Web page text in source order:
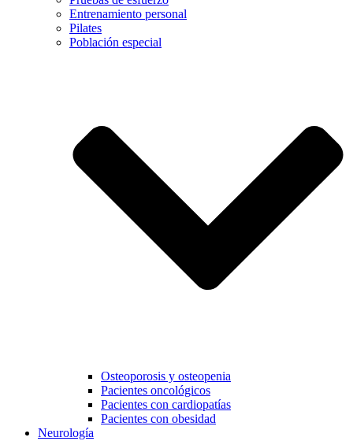
Entrenamiento personal
Pilates
Población especial
Osteoporosis y osteopenia
Pacientes oncológicos
Pacientes con cardiopatías
Pacientes con obesidad
Neurología